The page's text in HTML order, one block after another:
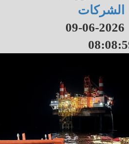
الشركات
2026-06-09